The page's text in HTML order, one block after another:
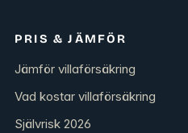
PRIS & JÄMFÖR
Jämför villaförsäkring
Vad kostar villaförsäkring
Självrisk 2026